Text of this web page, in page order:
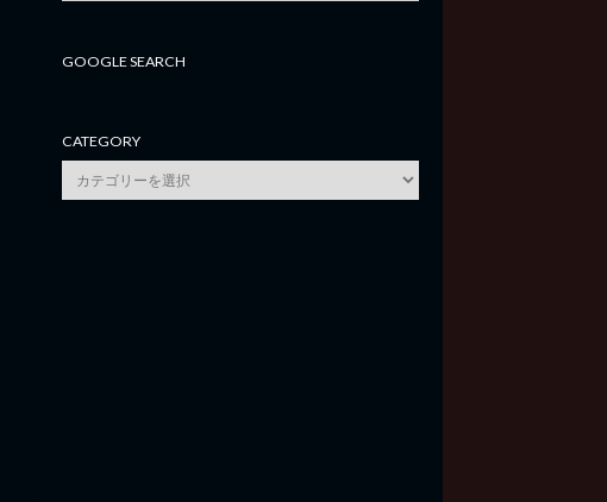
GOOGLE SEARCH
CATEGORY
category